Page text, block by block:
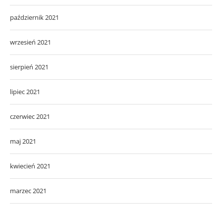
październik 2021
wrzesień 2021
sierpień 2021
lipiec 2021
czerwiec 2021
maj 2021
kwiecień 2021
marzec 2021